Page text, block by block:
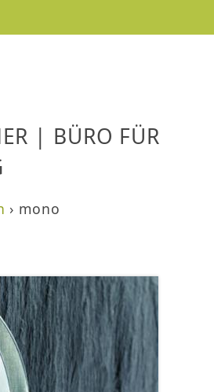
| BÜRO FÜR
› mono